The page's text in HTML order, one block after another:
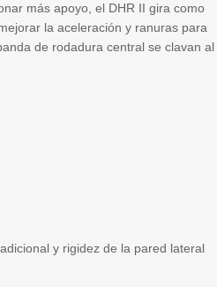
más apoyo, el DHR II gira como
la aceleración y ranuras para
de rodadura central se clavan al
y rigidez de la pared lateral